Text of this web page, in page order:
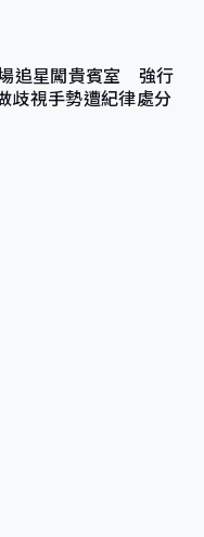
追星闖貴賓室 強行
視手勢遭紀律處分